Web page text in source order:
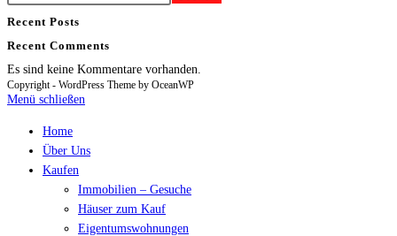
Recent Posts
Recent Comments
Es sind keine Kommentare vorhanden.
Copyright - WordPress Theme by OceanWP
Menü schließen
Home
Über Uns
Kaufen
Immobilien – Gesuche
Häuser zum Kauf
Eigentumswohnungen